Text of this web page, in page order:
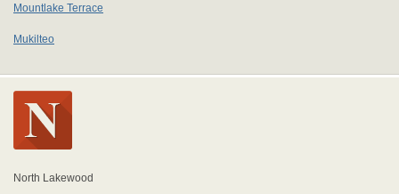
Mountlake Terrace
Mukilteo
North Lakewood